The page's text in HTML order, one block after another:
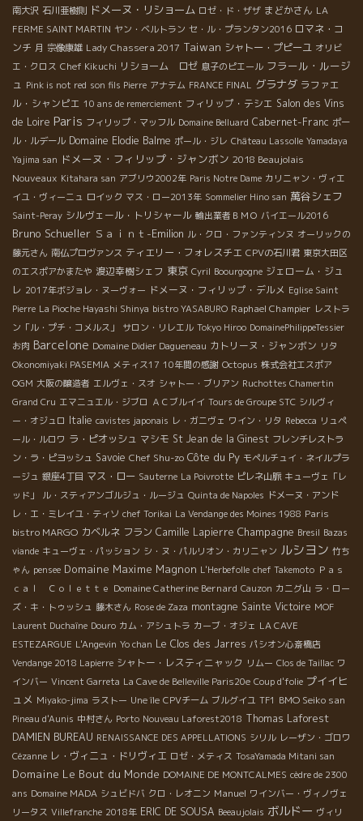
南大沢 石川亜樹則 ドメーヌ・リショーム ロゼ・ド・ザザ まどかさん LA
FERME SAINT MARTIN ヤン・ベルトラン セ・ル・プランタン2016 ロマネ・コ
ンチ 月 宗像康雄 Lady Chassera 2017 Taiwan シャトー・プピーユ オリビ
エ・クロス Chef Kikuchi リショーム ロゼ 息子のピエール フラール・ルージ
ュ Pink is not red son fils Pierre アナテム FRANCE FINAL グラナダ ラファエ
ル・シャンピエ 10 ans de remerciement フィリップ・テシエ Salon des Vins
de Loire Paris フィリップ・マッフル Domaine Belluard Cabernet-Franc ポー
ル・ルデール Domaine Elodie Balme ポール・ジレ Château Lassolle Yamadaya
Yajima san ドメーヌ・フィリップ・ジャンボン 2018 Beaujolais
Nouveaux Kitahara san アブリウ2002年 Paris Notre Dame カリニャン・ヴィエ
イユ・ヴィーニュ ロイック マス・ロー2013年 Sommelier Hino san 萬谷シェフ
Saint-Peray シルヴェール・トリシャール 輸出業者ＢＭＯ バイエール2016
Bruno Schueller Ｓａｉｎｔ-Emilion ル・クロ・ファンティンヌ オーリックの
藤元さん 南仏プロヴァンス ティエリー・フォレスチエ CPVの石川君 東京大田区
のエスポアかまたや 渡辺幸樹シェフ 東京 Cyril Boourgogne ジェローム・ジュ
レ 2017年ボジョレ・ヌーヴォー ドメーヌ・フィリップ・デルメ Eglise Saint
Pierre La Pioche Hayashi Shinya bistro YASABURO Raphael Champier レストラ
ン「ル・プチ・コメルス」
サロン・リレエル Tokyo Hiroo DomainePhilippeTessier
お肉 Barcelone Domaine Didier Dagueneau カトリーヌ・ジャンボン リタ
Okonomiyaki PASEMIA メティス17 10年間の感謝 Octopus 株式会社エスポア
OGM 大阪の醸造者 エルヴェ・スオ シャトー・ブリアン Ruchottes Chamertin
Grand Cru エマニュエル・ジブロ ＡＣブルイイ Tours de Groupe STC シルヴィ
ー・オジュロ Italie cavistes japonais レ・ガニヴェ ワイン・リタ Rebecca リュペ
ール・ルロワ ラ・ピオッシュ マシモ St Jean de la Ginest フレンチレストラ
ン・ラ・ピヨッシュ Savoie Chef Shu-zo Côte du Py モペルチュイ・ネイルプラ
ージュ 銀座4丁目 マス・ロー Sauterne La Poivrotte ピレネ山脈 キューヴェ「レ
ッド」
ル・スティアンゴルジュ・ルージュ Quinta de Napoles ドメーヌ・アンド
レ・エ・ミレイユ・ティソ chef Torikai La Vendange des Moines 1988 Paris
bistro MARGO カベルネ フラン Camille Lapierre Champagne Bresil Bazas
viande キューヴェ・パッション シ・ヌ・パルリオン・カリニャン ルシヨン 竹ち
ゃん pensee Domaine Maxime Magnon L'Herbefolle chef Takemoto Ｐａｓ
ｃａｌ Ｃｏｌｅｔｔｅ Domaine Catherine Bernard Cauzon カニグ山 ラ・ロー
ズ・キ・トゥッシュ 藤木さん Rose de Zaza montagne Sainte Victoire MOF
Laurent Duchaîne Douro カム・アシュトラ カーブ・オジェ LA CAVE
ESTEZARGUE L'Angevin Yo chan Le Clos des Jarres パシオン心斎橋店
Vendange 2018 Lapierre シャトー・レスティニャック リムー Clos de Taillac ワ
インバー Vincent Garreta La Cave de Belleville Paris20e Coup d'folie プイイヒ
ュメ Miyako-jima ラストー Une île CPVチーム ブルグイユ TF1 BMO Seiko san
Pineau d'Aunis 中村さん Porto Nouveau Laforest2018 Thomas Laforest
DAMIEN BUREAU RENAISSANCE DES APPELLATIONS シリル レーザン・ゴロワ
Cézanne レ・ヴィニュ・ドリヴィエ ロゼ・メティス TosaYamada Mitani san
Domaine Le Bout du Monde DOMAINE DE MONTCALMES cèdre de 2300
ans Domaine MADA シュビドバ クロ・レオニン Manuel ワインバー・ヴィノヴェ
リータス Villefranche 2018年 ERIC DE SOUSA Beeaujolais ボルドー ヴィリ